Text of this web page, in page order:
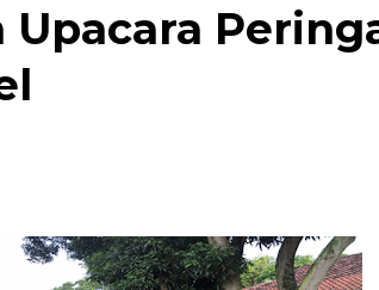
Upacara